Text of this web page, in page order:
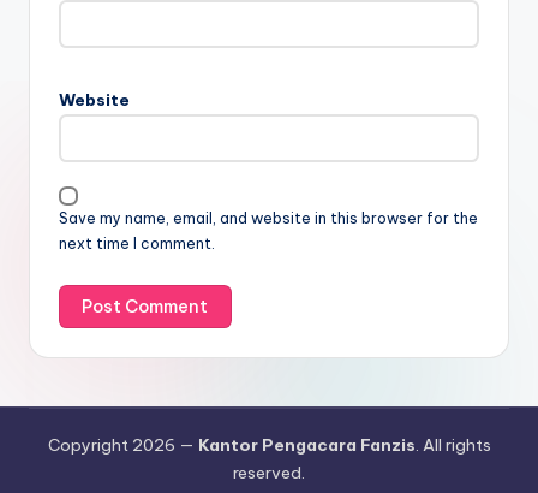
Website
Save my name, email, and website in this browser for the
next time I comment.
Copyright 2026 — Kantor Pengacara Fanzis. All rights
reserved.